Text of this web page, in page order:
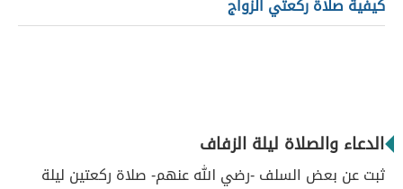
كيفية صلاة ركعتي الزواج
الدعاء والصلاة ليلة الزفاف
ثبت عن بعض السلف -رضي الله عنهم- صلاة ركعتين ليلة